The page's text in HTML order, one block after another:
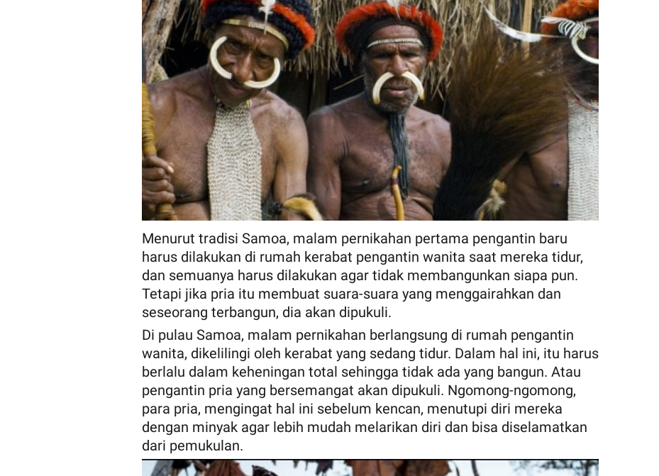
Menurut tradisi Samoa, malam pernikahan pertama pengantin baru
harus dilakukan di rumah kerabat pengantin wanita saat mereka tidur,
dan semuanya harus dilakukan agar tidak membangunkan siapa pun.
Tetapi jika pria itu membuat suara-suara yang menggairahkan dan
seseorang terbangun, dia akan dipukuli.
Di pulau Samoa, malam pernikahan berlangsung di rumah pengantin
wanita, dikelilingi oleh kerabat yang sedang tidur. Dalam hal ini, itu harus
berlalu dalam keheningan total sehingga tidak ada yang bangun. Atau
pengantin pria yang bersemangat akan dipukuli. Ngomong-ngomong,
para pria, mengingat hal ini sebelum kencan, menutupi diri mereka
dengan minyak agar lebih mudah melarikan diri dan bisa diselamatkan
dari pemukulan.